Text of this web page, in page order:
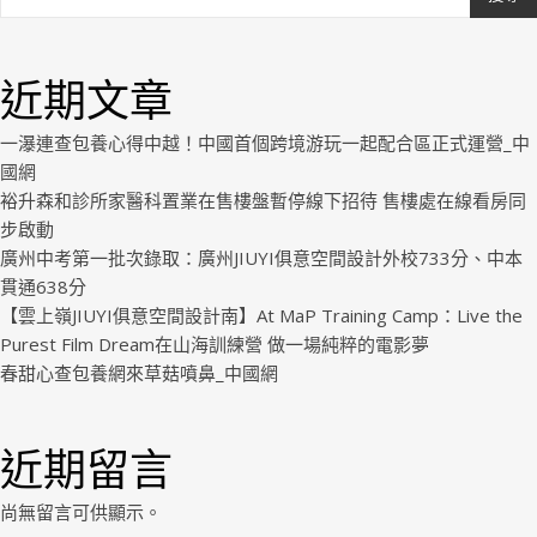
近期文章
一瀑連查包養心得中越！中國首個跨境游玩一起配合區正式運營_中
國網
裕升森和診所家醫科置業在售樓盤暫停線下招待 售樓處在線看房同
步啟動
廣州中考第一批次錄取：廣州JIUYI俱意空間設計外校733分、中本
貫通638分
【雲上嶺JIUYI俱意空間設計南】At MaP Training Camp：Live the
Purest Film Dream在山海訓練營 做一場純粹的電影夢
春甜心查包養網來草菇噴鼻_中國網
近期留言
尚無留言可供顯示。
Royal.